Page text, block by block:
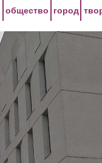
общество город